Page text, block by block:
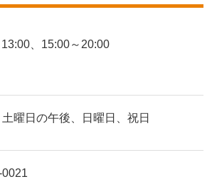
、15:00～20:00
曜日の午後、日曜日、祝日